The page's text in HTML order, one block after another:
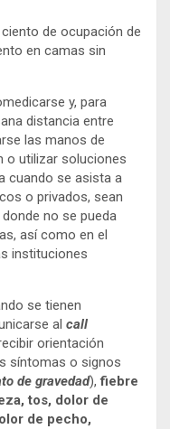
de ocupación de
en camas sin
y, para
distancia entre
las manos de
o utilizar soluciones
cuando se asista a
o privados, sean
no se pueda
así como en el
instituciones
se tienen
al call
orientación
síntomas o signos
de gravedad),fiebre
tos, dolor de
de pecho,